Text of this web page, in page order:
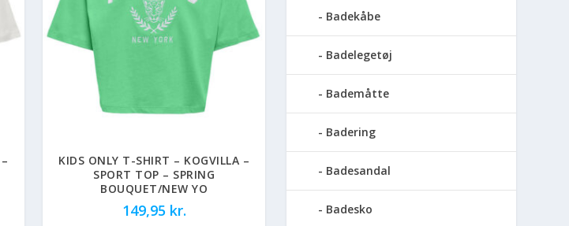
KIDS ONLY T-SHIRT – KOGVILLA –
SPORT TOP – SPRING
BOUQUET/NEW YO
149,95 kr.
Badekåbe
Badelegetøj
Bademåtte
Badering
Badesandal
Badesko